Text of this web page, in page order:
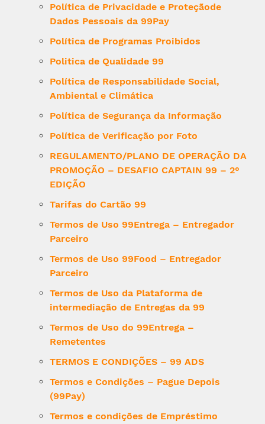
Política de Privacidade e Proteçãode
Dados Pessoais da 99Pay
Política de Programas Proibidos
Politica de Qualidade 99
Política de Responsabilidade Social,
Ambiental e Climática
Política de Segurança da Informação
Política de Verificação por Foto
REGULAMENTO/PLANO DE OPERAÇÃO DA
PROMOÇÃO – DESAFIO CAPTAIN 99 – 2°
EDIÇÃO
Tarifas do Cartão 99
Termos de Uso 99Entrega – Entregador
Parceiro
Termos de Uso 99Food – Entregador
Parceiro
Termos de Uso da Plataforma de
intermediação de Entregas da 99
Termos de Uso do 99Entrega –
Remetentes
TERMOS E CONDIÇÕES – 99 ADS
Termos e Condições – Pague Depois
(99Pay)
Termos e condições de Empréstimo